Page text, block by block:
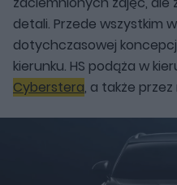
detali. Przede wszystkim
dotychczasowej
kierunku. HS podąża w
Cyberstera, a także